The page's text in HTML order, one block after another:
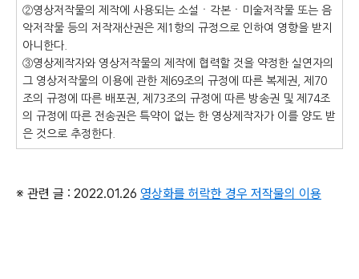
②영상저작물의 제작에 사용되는 소설ㆍ각본ㆍ미술저작물 또는 음
악저작물 등의 저작재산권은 제1항의 규정으로 인하여 영향을 받지
아니한다.
③영상제작자와 영상저작물의 제작에 협력할 것을 약정한 실연자의
그 영상저작물의 이용에 관한 제69조의 규정에 따른 복제권, 제70
조의 규정에 따른 배포권, 제73조의 규정에 따른 방송권 및 제74조
의 규정에 따른 전송권은 특약이 없는 한 영상제작자가 이를 양도 받
은 것으로 추정한다.
※ 관련 글 : 2022.01.26 영상화를 허락한 경우 저작물의 이용